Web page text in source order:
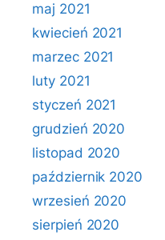
maj 2021
kwiecień 2021
marzec 2021
luty 2021
styczeń 2021
grudzień 2020
listopad 2020
październik 2020
wrzesień 2020
sierpień 2020